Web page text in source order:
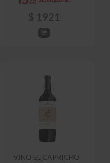
$ 1921
VINO EL CAPRICHO